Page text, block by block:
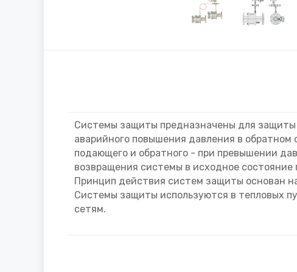
Системы защиты предназначены для
аварийного повышения давления в обратном
подающего и обратного - при превышении
возвращения системы в исходное
Принцип действия систем защиты основан
Системы защиты используются в тепловых
сетям.